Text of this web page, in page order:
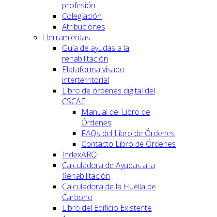
profesión
Colegiación
Atribuciones
Herramientas
Guía de ayudas a la
rehabilitación
Plataforma visado
interterritorial
Libro de órdenes digital del
CSCAE
Manual del Libro de
Órdenes
FAQs del Libro de Órdenes
Contacto Libro de Órdenes
IndexARQ
Calculadora de Ayudas a la
Rehabilitación
Calculadora de la Huella de
Carbono
Libro del Edificio Existente